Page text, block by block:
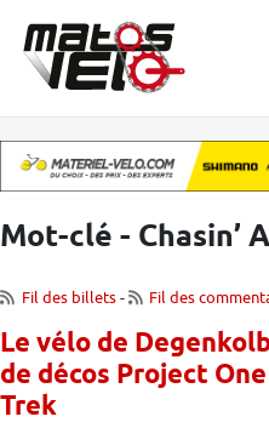
Mot-clé - Chasin’
Fil des billets- Fil des
Le vélo de
de décos Project
Trek